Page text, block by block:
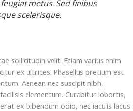
metus. Sed finibus
scelerisque.
sollicitudin velit. Etiam varius enim
ex ultrices. Phasellus pretium est
Aenean nec suscipit nibh.
elementum. Curabitur lobortis,
ex bibendum odio, nec iaculis lacus